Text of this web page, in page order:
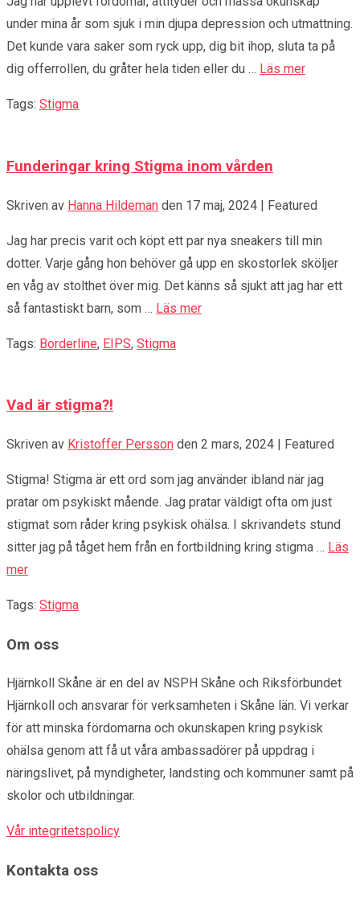
under mina år som sjuk i min djupa depression och utmattning.
Det kunde vara saker som ryck upp, dig bit ihop, sluta ta på
dig offerrollen, du gråter hela tiden eller du … Läs mer
Tags: Stigma
Funderingar kring Stigma inom vården
Skriven av Hanna Hildeman den 17 maj, 2024 | Featured
Jag har precis varit och köpt ett par nya sneakers till min
dotter. Varje gång hon behöver gå upp en skostorlek sköljer
en våg av stolthet över mig. Det känns så sjukt att jag har ett
så fantastiskt barn, som … Läs mer
Tags: Borderline, EIPS, Stigma
Vad är stigma?!
Skriven av Kristoffer Persson den 2 mars, 2024 | Featured
Stigma! Stigma är ett ord som jag använder ibland när jag
pratar om psykiskt mående. Jag pratar väldigt ofta om just
stigmat som råder kring psykisk ohälsa. I skrivandets stund
sitter jag på tåget hem från en fortbildning kring stigma … Läs
mer
Tags: Stigma
Om oss
Hjärnkoll Skåne är en del av NSPH Skåne och Riksförbundet
Hjärnkoll och ansvarar för verksamheten i Skåne län. Vi verkar
för att minska fördomarna och okunskapen kring psykisk
ohälsa genom att få ut våra ambassadörer på uppdrag i
näringslivet, på myndigheter, landsting och kommuner samt på
skolor och utbildningar.
Vår integritetspolicy
Kontakta oss